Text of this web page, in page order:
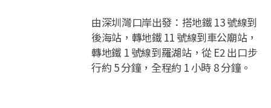
由深圳灣口岸出發：搭地鐵 13 號線到
後海站，轉地鐵 11 號線到車公廟站，
轉地鐵 1 號線到羅湖站，從 E2 出口步
行約 5 分鐘，全程約 1 小時 8 分鐘。